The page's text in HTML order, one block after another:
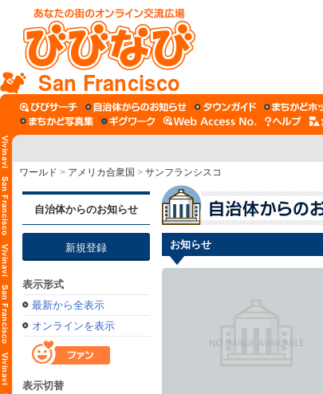
San Francisco
ワールド > アメリカ合衆国 > サンフランシスコ
自治体からのお知らせ
新規登録
表示形式
最新から全表示
オンラインを表示
表示切替
お知らせ